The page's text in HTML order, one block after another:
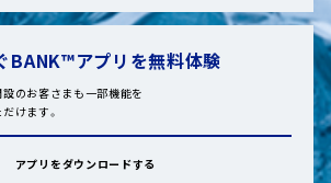
BANK™アプリを無料体験
のお客さまも一部機能を
けます。
アプリをダウンロードする